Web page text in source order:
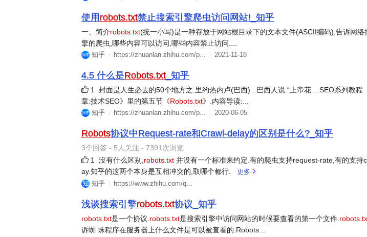
使用 robots.txt禁止搜索引擎爬虫访问网站!_知乎
一、简介robots.txt(统一小写)是一种存放于网站根目录下的文本文件(ASCII编码),告诉网络
擎的爬虫,哪些内容可以访问,哪些内容禁止访问....
知乎 https://zhuanlan.zhihu.com/p... 2021-11-18
4.5 什么是Robots.txt _知乎
1
封面是人生必去的50个地方之:里约热内卢(巴西) . 巴西人说:“上帝花... SEO系列教程
章:技术SEO》里的第五节《Robots.txt》.内容导读:...
知乎 https://zhuanlan.zhihu.com/p... 2020-06-05
Robots协议中Request-rate和Crawl-delay的区别是什么?_知乎
3个回答 - 5人关注 - 7391次浏览
1
没有什么区别, robots.txt 并没有一个标准来约定.有的爬虫支持request-rate,有的支持
ay.知乎的这两个本身是互相冲突的,取哪个都行.
更多
知乎
https://www.zhihu.com/q...
浅谈搜索引擎robots.txt协议_知乎
robots.txt是一个协议. robots.txt是搜索引擎中访问网站的时候要查看的第一个文件.
诉蜘 蛛程序在服务器上什么文件是可以被查看的.Robots...